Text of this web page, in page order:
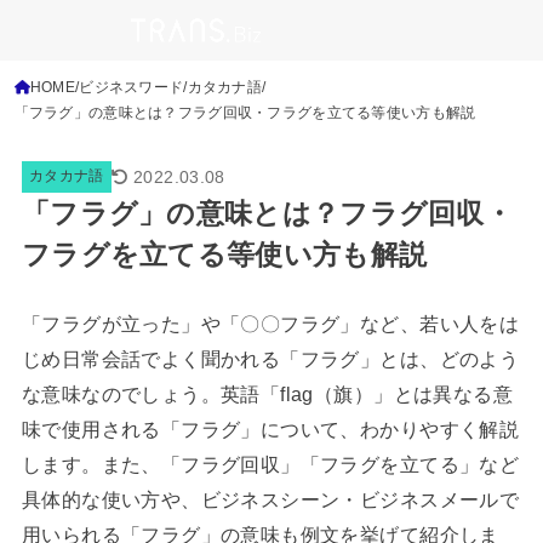
HOME ビジネスワード カタカナ語
「フラグ」の意味とは？フラグ回収・フラグを立てる等使い方も解説
カタカナ語 2022.03.08
「フラグ」の意味とは？フラグ回収・
フラグを立てる等使い方も解説
「フラグが立った」や「〇〇フラグ」など、若い人をは
じめ日常会話でよく聞かれる「フラグ」とは、どのよう
な意味なのでしょう。英語「flag（旗）」とは異なる意
味で使用される「フラグ」について、わかりやすく解説
します。また、「フラグ回収」「フラグを立てる」など
具体的な使い方や、ビジネスシーン・ビジネスメールで
用いられる「フラグ」の意味も例文を挙げて紹介しま